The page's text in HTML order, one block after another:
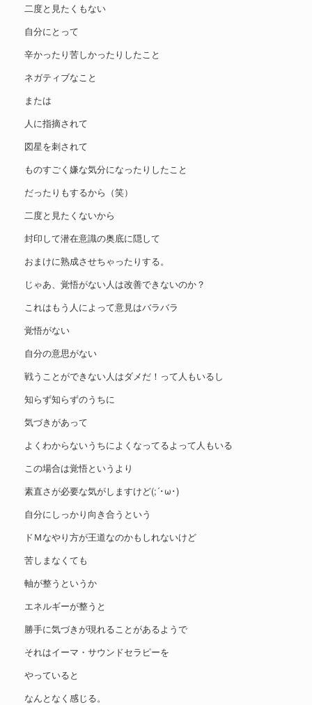
二度と見たくもない
自分にとって
辛かったり苦しかったりしたこと
ネガティブなこと
または
人に指摘されて
図星を刺されて
ものすごく嫌な気分になったりしたこと
だったりもするから（笑）
二度と見たくないから
封印して潜在意識の奥底に隠して
おまけに熟成させちゃったりする。
じゃあ、覚悟がない人は改善できないのか？
これはもう人によって意見はバラバラ
覚悟がない
自分の意思がない
戦うことができない人はダメだ！って人もいるし
知らず知らずのうちに
気づきがあって
よくわからないうちによくなってるよって人もいる
この場合は覚悟というより
素直さが必要な気がしますけど(;´･ω･)
自分にしっかり向き合うという
ドＭなやり方が王道なのかもしれないけど
苦しまなくても
軸が整うというか
エネルギーが整うと
勝手に気づきが現れることがあるようで
それはイーマ・サウンドセラピーを
やっていると
なんとなく感じる。